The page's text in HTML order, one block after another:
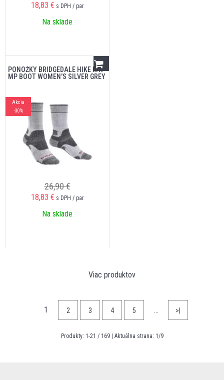
18,83 € s DPH / par
Na sklade
PONOŽKY BRIDGEDALE HIKE MW
MP BOOT WOMEN'S SILVER GREY
Akcia
-30%
26,90 €
18,83 € s DPH / par
Na sklade
Viac produktov
1 2 3 4 5 … >|
Produkty: 1-21 / 169| Aktuálna strana: 1/9